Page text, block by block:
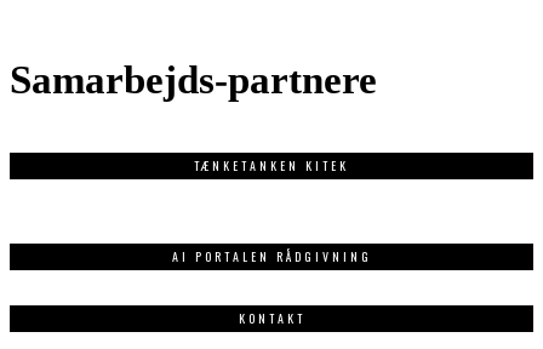
Samarbejds-partnere
TÆNKETANKEN KITEK
AI PORTALEN RÅDGIVNING
KONTAKT